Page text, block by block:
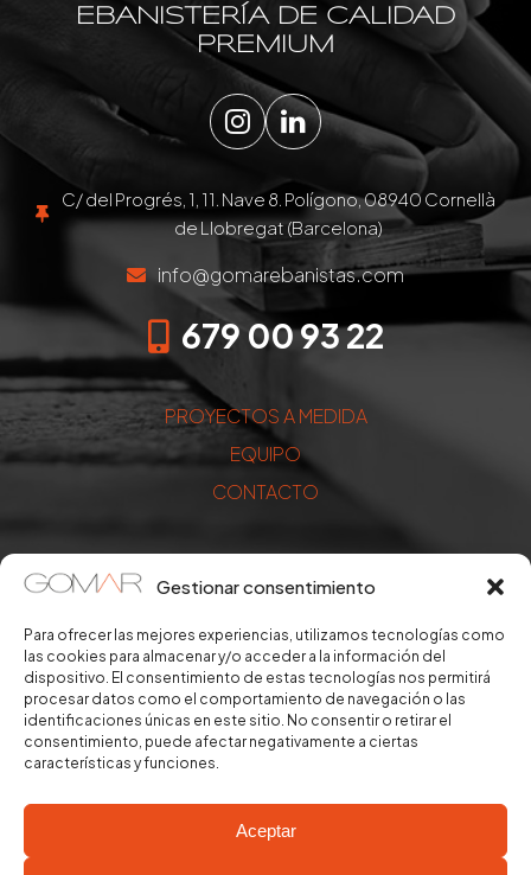
Gestionar consentimiento
Para ofrecer las mejores experiencias, utilizamos tecnologías como
las cookies para almacenar y/o acceder a la información del
dispositivo. El consentimiento de estas tecnologías nos permitirá
procesar datos como el comportamiento de navegación o las
identificaciones únicas en este sitio. No consentir o retirar el
consentimiento, puede afectar negativamente a ciertas
características y funciones.
Aceptar
EBANISTERÍA DE CALIDAD
PREMIUM
Instagram
LinkedIn
C/ del Progrés, 1, 11. Nave 8. Polígono, 08940 Cornellà
de Llobregat (Barcelona)
info@gomarebanistas.com
679 00 93 22
PROYECTOS A MEDIDA
EQUIPO
CONTACTO